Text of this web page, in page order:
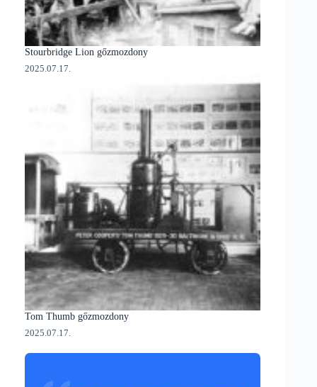
Stourbridge Lion gőzmozdony
2025.07.17.
Tom Thumb gőzmozdony
2025.07.17.